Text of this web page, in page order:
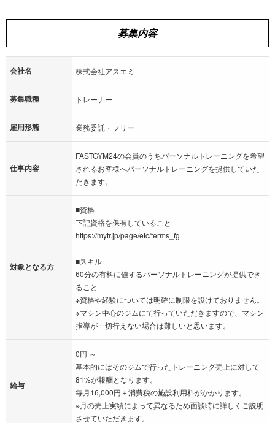
募集内容
会社名 株式会社アスエミ
募集職種 トレーナー
雇用形態 業務委託・フリー
仕事内容
FASTGYM24の会員のうちパーソナルトレーニングを希望
されるお客様へパーソナルトレーニングを提供していた
だきます。
対象となる方
■資格
下記資格を保有していること
https://mytr.jp/page/etc/terms_fg
■スキル
60分の有料に値するパーソナルトレーニングが提供でき
ること
※資格や経験については明確に制限を設けておりません。
※マシン中心のジムにて行っていただきますので、マシン
指導が一切行えない場合は難しいと思います。
給与
0円 ～
基本的にはそのジムで行ったトレーニング売上に対して
81%が報酬となります。
毎月16,000円＋消費税の施設利用料がかかります。
※月の売上実績によって異なるため面談時に詳しくご説明
させていただきます。